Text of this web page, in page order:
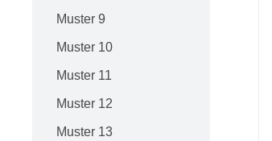
Muster 9
Muster 10
Muster 11
Muster 12
Muster 13